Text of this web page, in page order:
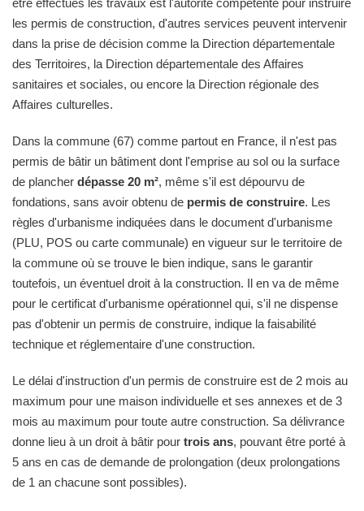
les permis de construction, d'autres services peuvent intervenir
dans la prise de décision comme la Direction départementale
des Territoires, la Direction départementale des Affaires
sanitaires et sociales, ou encore la Direction régionale des
Affaires culturelles.
Dans la commune (67) comme partout en France, il n'est pas
permis de bâtir un bâtiment dont l'emprise au sol ou la surface
de plancher dépasse 20 m², même s'il est dépourvu de
fondations, sans avoir obtenu de permis de construire. Les
règles d'urbanisme indiquées dans le document d'urbanisme
(PLU, POS ou carte communale) en vigueur sur le territoire de
la commune où se trouve le bien indique, sans le garantir
toutefois, un éventuel droit à la construction. Il en va de même
pour le certificat d'urbanisme opérationnel qui, s'il ne dispense
pas d'obtenir un permis de construire, indique la faisabilité
technique et réglementaire d'une construction.
Le délai d'instruction d'un permis de construire est de 2 mois au
maximum pour une maison individuelle et ses annexes et de 3
mois au maximum pour toute autre construction. Sa délivrance
donne lieu à un droit à bâtir pour trois ans, pouvant être porté à
5 ans en cas de demande de prolongation (deux prolongations
de 1 an chacune sont possibles).